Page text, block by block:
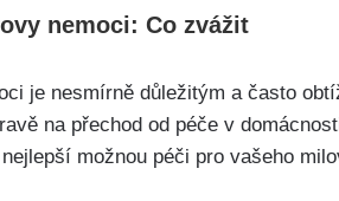
nemoci: Co zvážit
je nesmírně důležitým a často
na přechod od péče v
možnou péči pro vašeho